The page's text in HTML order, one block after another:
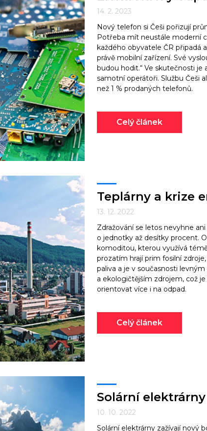
14. 2. 2023
Nový telefon si Češi pořizují
Potřeba mít neustále moderní
každého obyvatele ČR připadá
právě mobilní zařízení. Své
budou hodit.“ Ve skutečnosti
samotní operátoři. Službu Češi
než 1 % prodaných telefonů.
Celý článek
Teplárny a krize
13. 12. 2022
Zdražování se letos nevyhne
o jednotky až desítky procent.
komoditou, kterou využívá
prozatím hrají prim fosilní
paliva a je v současnosti
a ekologičtějším zdrojem, což
orientovat více i na odpad.
Celý článek
Solární elektrárny
10. 10. 2022
Solární elektrárny zažívají nový